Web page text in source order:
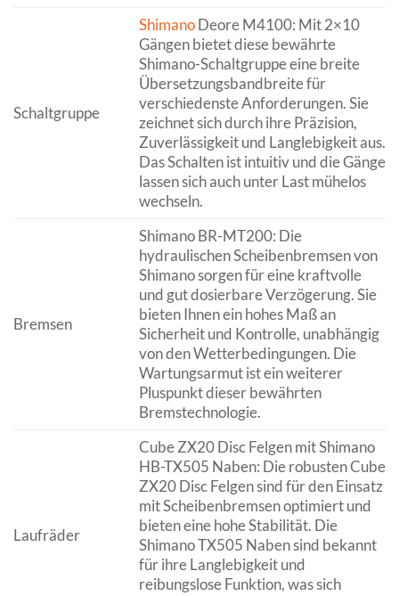
Schaltgruppe
ShimanoDeore M4100: Mit 2×10
Gängen bietet diese bewährte
Shimano-Schaltgruppe eine breite
Übersetzungsbandbreite für
verschiedenste Anforderungen. Sie
zeichnet sich durch ihre Präzision,
Zuverlässigkeit und Langlebigkeit aus.
Das Schalten ist intuitiv und die Gänge
lassen sich auch unter Last mühelos
wechseln.
Bremsen
Shimano BR-MT200: Die
hydraulischen Scheibenbremsen von
Shimano sorgen für eine kraftvolle
und gut dosierbare Verzögerung. Sie
bieten Ihnen ein hohes Maß an
Sicherheit und Kontrolle, unabhängig
von den Wetterbedingungen. Die
Wartungsarmut ist ein weiterer
Pluspunkt dieser bewährten
Bremstechnologie.
Laufräder
Cube ZX20 Disc Felgen mit Shimano
HB-TX505 Naben: Die robusten Cube
ZX20 Disc Felgen sind für den Einsatz
mit Scheibenbremsen optimiert und
bieten eine hohe Stabilität. Die
Shimano TX505 Naben sind bekannt
für ihre Langlebigkeit und
reibungslose Funktion, was sich